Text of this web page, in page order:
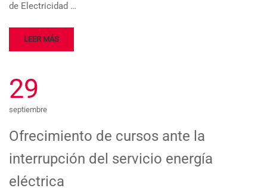
de Electricidad …
LEER MÁS
29
septiembre
Ofrecimiento de cursos ante la
interrupción del servicio energía
eléctrica